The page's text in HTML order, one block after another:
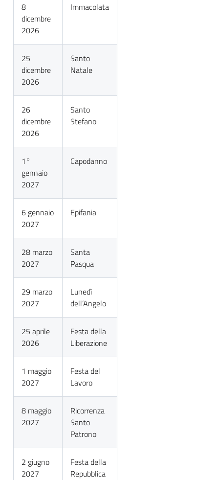
8
dicembre
2026
Immacolata
25
dicembre
2026
Santo
Natale
26
dicembre
2026
Santo
Stefano
1°
gennaio
2027
Capodanno
6 gennaio
2027
Epifania
28 marzo
2027
Santa
Pasqua
29 marzo
2027
Lunedì
dell’Angelo
25 aprile
2026
Festa della
Liberazione
1 maggio
2027
Festa del
Lavoro
8 maggio
2027
Ricorrenza
Santo
Patrono
2 giugno
2027
Festa della
Repubblica